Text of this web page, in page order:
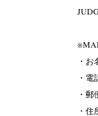
・お
・電
・郵
・住